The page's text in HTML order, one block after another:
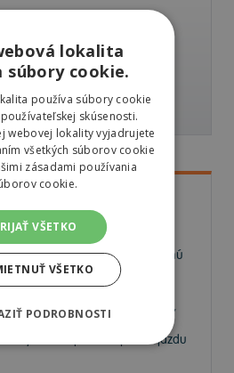
pre bezpečnú a komfortnú
nájdete široký výber
letných,
pneumatíkod popredných
pre osobné autá, SUV,
Vyberte si spoľahlivé
ceny a užívajte si bezpečnú jazdu
lokalita
súbory cookie.
používa súbory cookie
skúsenosti.
webovej lokality vyjadrujete
všetkých súborov cookie
zásadami používania
cookie.
VŠETKO
VŠETKO
PODROBNOSTI